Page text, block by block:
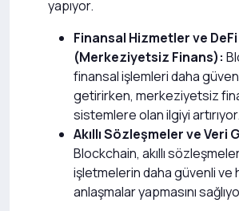
yapıyor.
Finansal Hizmetler ve DeFi
(Merkeziyetsiz Finans):
finansal işlemleri daha
getirirken, merkeziyetsiz
sistemlere olan ilgiyi artırıyor.
Akıllı Sözleşmeler ve Veri
Blockchain, akıllı
işletmelerin daha güvenli ve
anlaşmalar yapmasını